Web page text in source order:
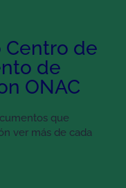
Centro de
de
ONAC
que
ver más de cada